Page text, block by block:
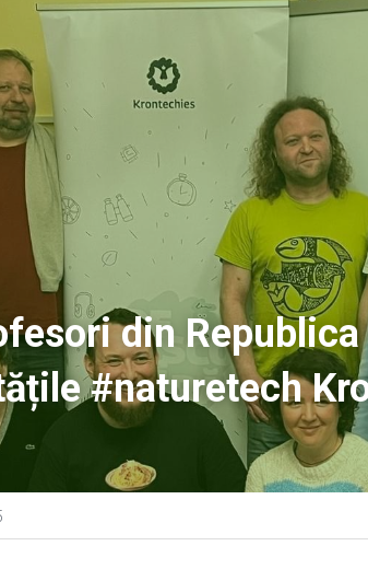
din
#naturetech